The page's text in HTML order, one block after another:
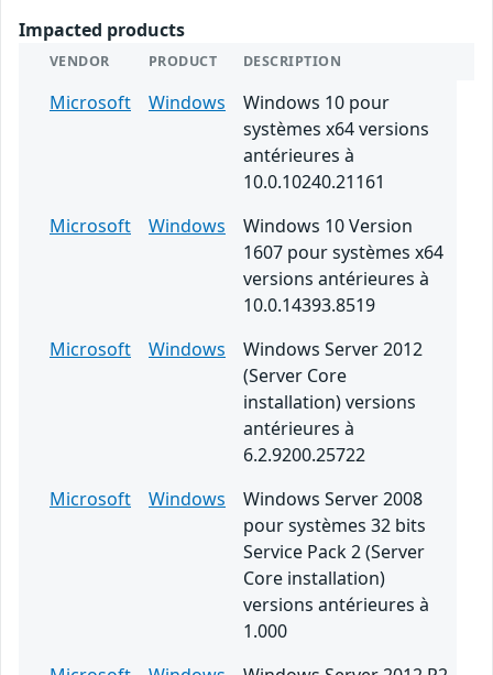
Impacted products
VENDOR PRODUCT DESCRIPTION
Microsoft Windows
Windows 10 pour
systèmes x64 versions
antérieures à
10.0.10240.21161
Microsoft
Windows
Windows 10 Version
1607 pour systèmes x64
versions antérieures à
10.0.14393.8519
Microsoft
Windows
Windows Server 2012
(Server Core
installation) versions
antérieures à
6.2.9200.25722
Microsoft
Windows
Windows Server 2008
pour systèmes 32 bits
Service Pack 2 (Server
Core installation)
versions antérieures à
1.000